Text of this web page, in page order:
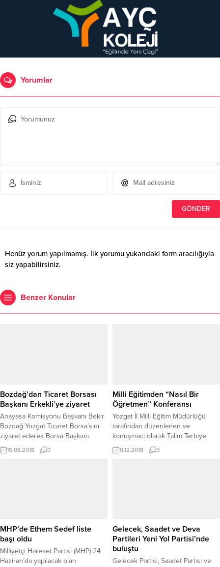
Yorumlar
Henüz yorum yapılmamış. İlk yorumu yukarıdaki form aracılığıyla
siz yapabilirsiniz.
Benzer Konular
Bozdağ’dan Ticaret Borsası
Başkanı Erkekli’ye ziyaret
Anayasa Komisyonu Başkanı Bekir
Bozdağ Yozgat Ticaret Borsa’sını
ziyaret ederek Borsa Başkanı
Mehmet Erkekli’den borsanın
çalışmaları hakkında bilgi aldı.
15.08.2018 0
Milli Eğitimden “Nasıl Bir
Öğretmen” Konferansı
Yozgat İl Milli Eğitim Müdürlüğü
tarafından düzenlenen ve
konuşmacı olarak Talim Terbiye
Kurulu Üyesi Doç. Dr. Mustafa
Otrar’ın katıldığı “Nasıl Bir
11.12.2018 0
MHP’de Ethem Sedef liste
başı oldu
Milliyetçi Hareket Partisi (MHP) 24
Haziran’da yapılacak olan
Gelecek, Saadet ve Deva
Partileri Yeni Yol Partisi’nde
buluştu
Gelecek Partisi, Saadet Partisi ve